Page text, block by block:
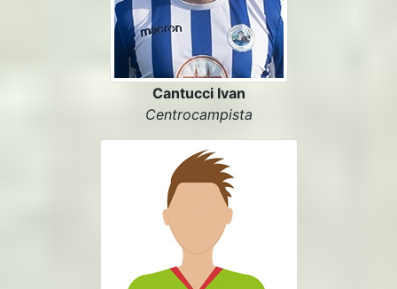
Cantucci Ivan
Centrocampista